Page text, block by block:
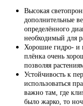
Высокая
дополнительные
определённого
необходимый для
Хорошие гидро- и
плёнка очень
позволяя
Устойчивость к
использоваться
важно там, где
было жарко, то